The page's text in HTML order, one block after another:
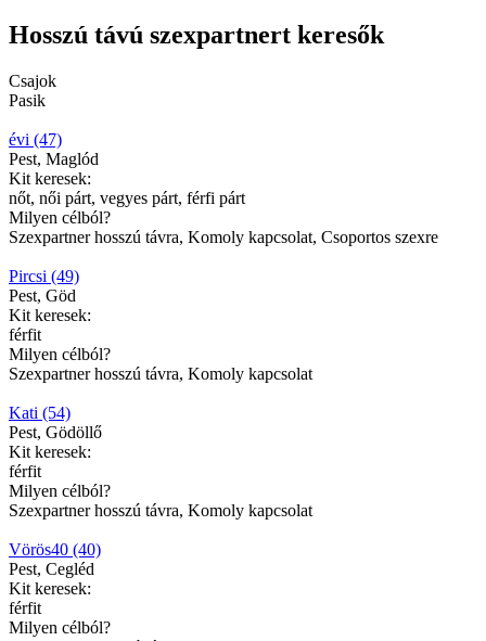
Hosszú távú szexpartnert keresők
Csajok
Pasik
évi (47)
Pest, Maglód
Kit keresek:
nőt, női párt, vegyes párt, férfi párt
Milyen célból?
Szexpartner hosszú távra, Komoly kapcsolat, Csoportos szexre
Pircsi (49)
Pest, Göd
Kit keresek:
férfit
Milyen célból?
Szexpartner hosszú távra, Komoly kapcsolat
Kati (54)
Pest, Gödöllő
Kit keresek:
férfit
Milyen célból?
Szexpartner hosszú távra, Komoly kapcsolat
Vörös40 (40)
Pest, Cegléd
Kit keresek:
férfit
Milyen célból?